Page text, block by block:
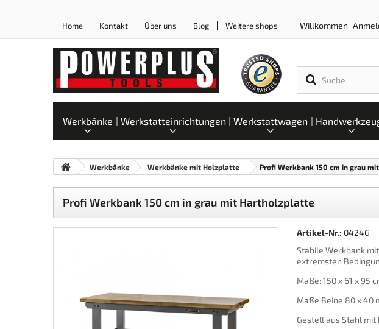
Home Kontakt Über uns Blog Weitere shops Willkommen
Werkbänke Werkstatteinrichtungen Werkstattwagen
Werkbänke Werkbänke mit Holzplatte Profi Werkbank 150 cm in grau
Profi Werkbank 150 cm in grau mit Hartholzplatte
Artikel-Nr.: 0424G
Stabile Werkbank
extremsten
Maße: 150 x 61 x 95
Maße Beine 80 x 40
Gestell aus Stahl